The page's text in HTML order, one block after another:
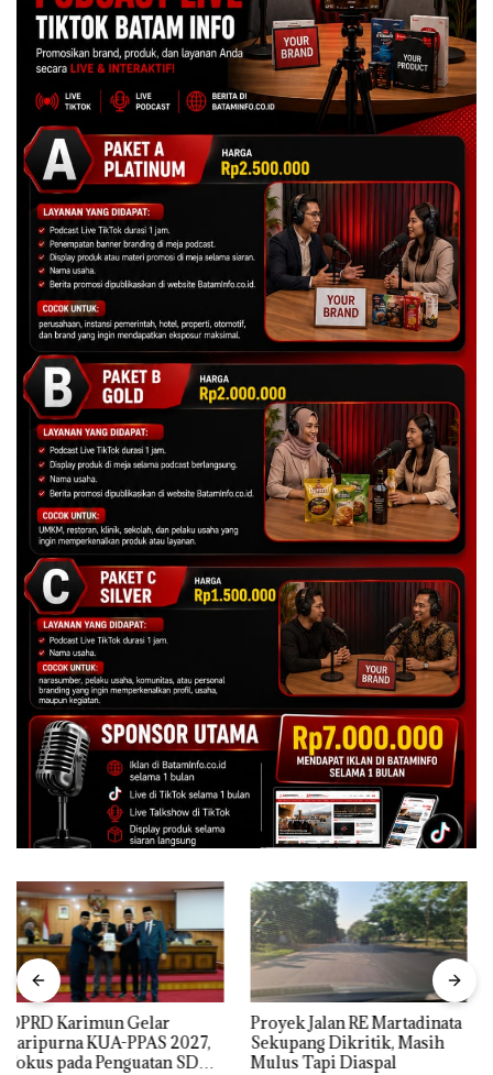
Proyek Jalan RE Martadinata
Sekupang Dikritik, Masih
Mulus Tapi Diaspal
IPK Kota Batam Kawal
Pengusutan Kasus Narkoba
di Empat Lokasi, Devin:Cari